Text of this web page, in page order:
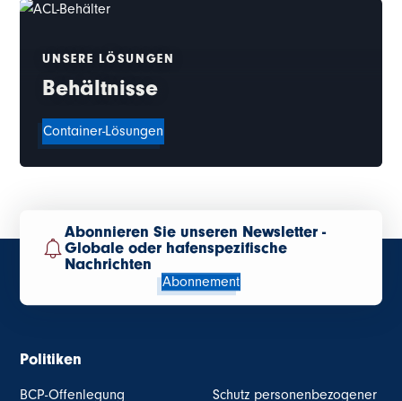
UNSERE LÖSUNGEN
Behältnisse
Container-Lösungen
Abonnieren Sie unseren Newsletter -
Globale oder hafenspezifische
Nachrichten
Abonnement
Politiken
BCP-Offenlegung Schutz personenbezogener